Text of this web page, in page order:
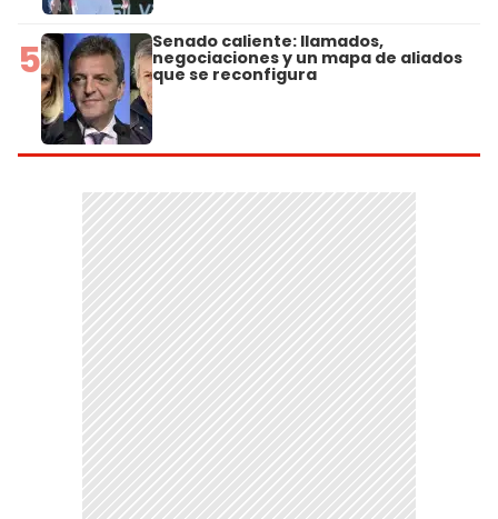
5 Senado caliente: llamados,
negociaciones y un mapa de aliados
que se reconfigura